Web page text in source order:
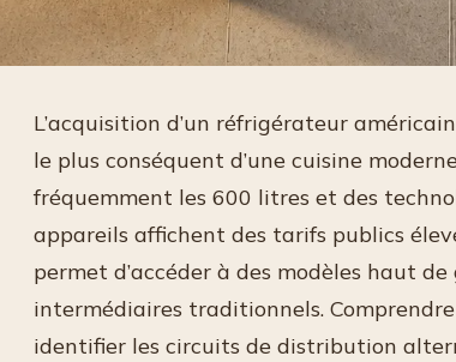
L’acquisition d’un réfrigérateur
le plus conséquent d’une cuisine
fréquemment les 600 litres et des
appareils affichent des tarifs publics
permet d’accéder à des modèles haut
intermédiaires traditionnels.
identifier les circuits de distribution